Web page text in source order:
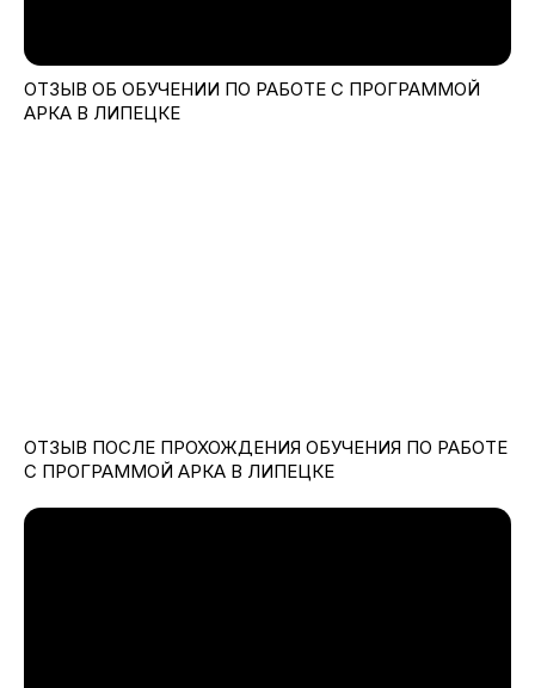
ОТЗЫВ ОБ ОБУЧЕНИИ ПО РАБОТЕ С ПРОГРАММОЙ
АРКА В ЛИПЕЦКЕ
ОТЗЫВ ПОСЛЕ ПРОХОЖДЕНИЯ ОБУЧЕНИЯ ПО РАБОТЕ
С ПРОГРАММОЙ АРКА В ЛИПЕЦКЕ